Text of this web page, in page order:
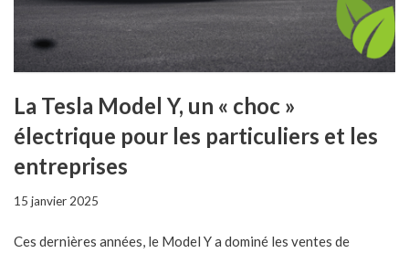
La Tesla Model Y, un « choc »
électrique pour les particuliers et les
entreprises
15 janvier 2025
Ces dernières années, le Model Y a dominé les ventes de